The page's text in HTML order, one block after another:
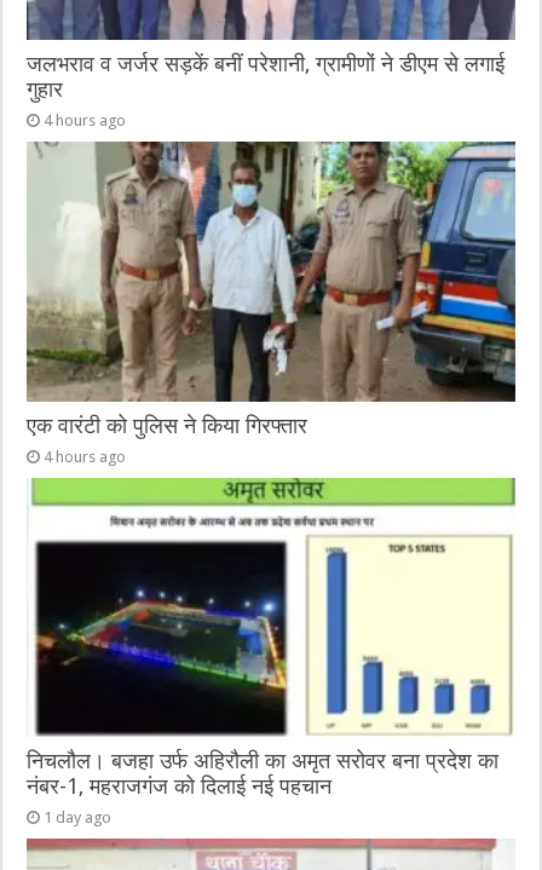
जलभराव व जर्जर सड़कें बनीं परेशानी, ग्रामीणों ने डीएम से लगाई
गुहार
4 hours ago
एक वारंटी को पुलिस ने किया गिरफ्तार
4 hours ago
निचलौल। बजहा उर्फ अहिरौली का अमृत सरोवर बना प्रदेश का
नंबर-1, महराजगंज को दिलाई नई पहचान
1 day ago